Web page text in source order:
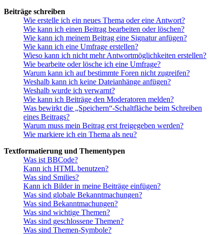
Beiträge schreiben
Wie erstelle ich ein neues Thema oder eine Antwort?
Wie kann ich einen Beitrag bearbeiten oder löschen?
Wie kann ich meinem Beitrag eine Signatur anfügen?
Wie kann ich eine Umfrage erstellen?
Wieso kann ich nicht mehr Antwortmöglichkeiten erstellen?
Wie bearbeite oder lösche ich eine Umfrage?
Warum kann ich auf bestimmte Foren nicht zugreifen?
Weshalb kann ich keine Dateianhänge anfügen?
Weshalb wurde ich verwarnt?
Wie kann ich Beiträge den Moderatoren melden?
Was bewirkt die „Speichern“-Schaltfläche beim Schreiben
eines Beitrags?
Warum muss mein Beitrag erst freigegeben werden?
Wie markiere ich ein Thema als neu?
Textformatierung und Thementypen
Was ist BBCode?
Kann ich HTML benutzen?
Was sind Smilies?
Kann ich Bilder in meine Beiträge einfügen?
Was sind globale Bekanntmachungen?
Was sind Bekanntmachungen?
Was sind wichtige Themen?
Was sind geschlossene Themen?
Was sind Themen-Symbole?